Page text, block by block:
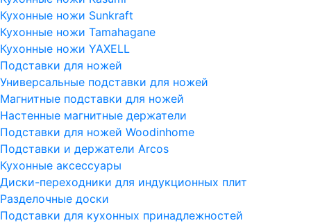
Кухонные ножи Sunkraft
Кухонные ножи Tamahagane
Кухонные ножи YAXELL
Подставки для ножей
Универсальные подставки для ножей
Магнитные подставки для ножей
Настенные магнитные держатели
Подставки для ножей Woodinhome
Подставки и держатели Arcos
Кухонные аксессуары
Диски-переходники для индукционных плит
Разделочные доски
Подставки для кухонных принадлежностей